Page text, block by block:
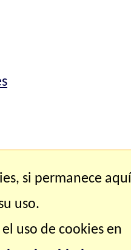
si permanece aquí
uso.
uso de cookies en